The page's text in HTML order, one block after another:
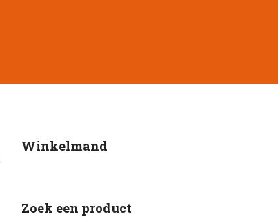
Winkelmand
Zoek een product